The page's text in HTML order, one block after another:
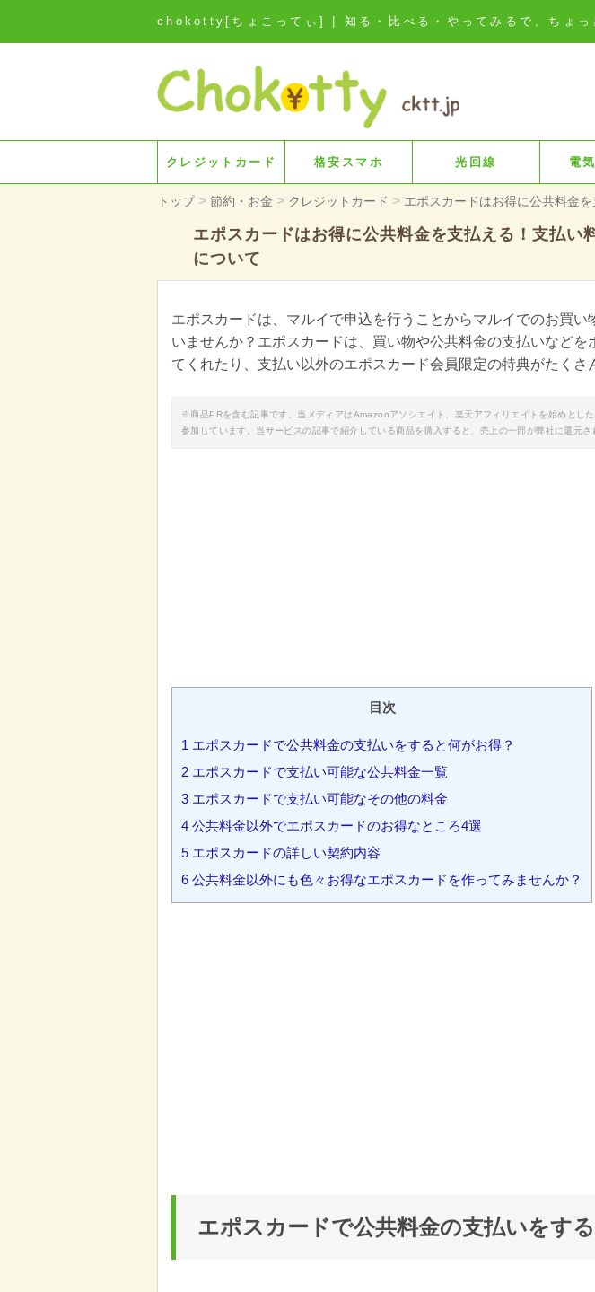
chokotty[ちょこってぃ] | 知る・比べる・やってみるで、ちょっ
クレジットカード 格安スマホ 光回線 電
トップ > 節約・お金 > クレジットカード > エポスカードはお得に公共料金
エポスカードはお得に公共料金を支払える！支払い
について
エポスカードは、マルイで申込を行うことからマルイでのお買い
いませんか？エポスカードは、買い物や公共料金の支払いなどを
てくれたり、支払い以外のエポスカード会員限定の特典がたくさ
※商品PRを含む記事です。当メディアはAmazonアソシエイト、楽天アフィリエイトを始めとし
参加しています。当サービスの記事で紹介している商品を購入すると、売上の一部が弊社に還元さ
目次
1 エポスカードで公共料金の支払いをすると何がお得？
2 エポスカードで支払い可能な公共料金一覧
3 エポスカードで支払い可能なその他の料金
4 公共料金以外でエポスカードのお得なところ4選
5 エポスカードの詳しい契約内容
6 公共料金以外にも色々お得なエポスカードを作ってみませんか？
エポスカードで公共料金の支払いをす